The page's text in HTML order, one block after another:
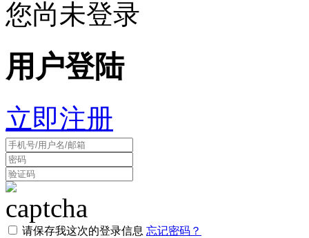
您尚未登录
用户登陆
立即注册
请保存我这次的登录信息 忘记密码？